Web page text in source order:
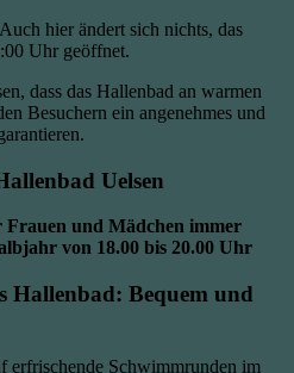
Auch hier ändert sich nichts, das
Uhr geöffnet.
dass das Hallenbad an warmen
Besuchern ein angenehmes und
Uelsen
und Mädchen immer
von 18.00 bis 20.00 Uhr
Hallenbad: Bequem und
erfrischende Schwimmrunden im